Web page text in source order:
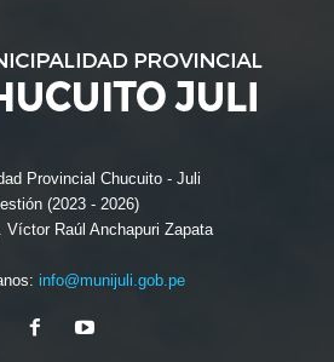
Provincial Chucuito - Juli
(2023 - 2026)
Víctor Raúl Anchapuri Zapata
info@munijuli.gob.pe